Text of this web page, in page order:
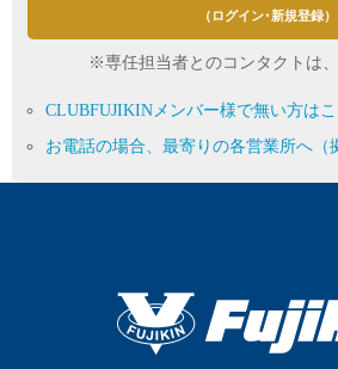
（ログイン･新規登録）
※専任担当者とのコンタクトは
CLUBFUJIKINメンバー様で無い方は
お電話の場合、最寄りの各営業所へ（